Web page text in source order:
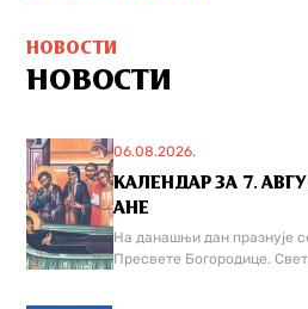
НОВОСТИ
НОВОСТИ
06.08.2026.
КАЛЕНДАР ЗА 7.
АНЕ
На данашњи дан празнује
Пресвете Богородице.